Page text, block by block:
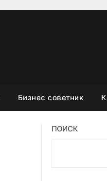
Бизнес советник
ПОИСК